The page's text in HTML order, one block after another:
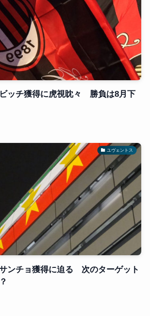
ッチ獲得に虎視眈々 勝負は8月下
ユヴェントス
ンチョ獲得に迫る 次のターゲット